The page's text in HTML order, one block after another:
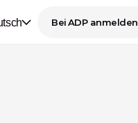
Bei ADP anmelden